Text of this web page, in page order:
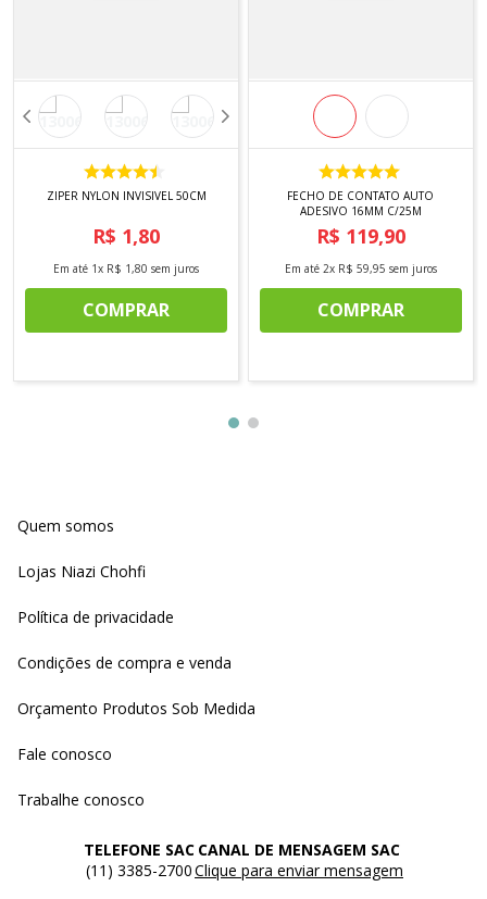
ZIPER NYLON INVISIVEL 50CM
R$ 1,80
Em até 1x R$ 1,80 sem juros
COMPRAR
FECHO DE CONTATO AUTO
ADESIVO 16MM C/25M
R$ 119,90
Em até 2x R$ 59,95 sem juros
COMPRAR
Quem somos
Lojas Niazi Chohfi
Política de privacidade
Condições de compra e venda
Orçamento Produtos Sob Medida
Fale conosco
Trabalhe conosco
TELEFONE SAC
(11) 3385-2700
CANAL DE MENSAGEM SAC
Clique para enviar mensagem